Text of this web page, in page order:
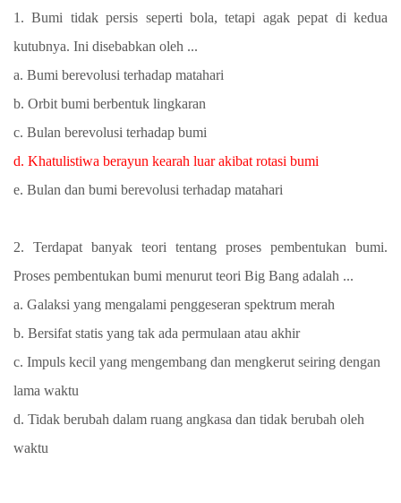
1. Bumi tidak persis seperti bola, tetapi agak pepat di kedua
kutubnya. Ini disebabkan oleh ...
a. Bumi berevolusi terhadap matahari
b. Orbit bumi berbentuk lingkaran
c. Bulan berevolusi terhadap bumi
d. Khatulistiwa berayun kearah luar akibat rotasi bumi
e. Bulan dan bumi berevolusi terhadap matahari
2. Terdapat banyak teori tentang proses pembentukan bumi.
Proses pembentukan bumi menurut teori Big Bang adalah ...
a. Galaksi yang mengalami penggeseran spektrum merah
b. Bersifat statis yang tak ada permulaan atau akhir
c. Impuls kecil yang mengembang dan mengkerut seiring dengan
lama waktu
d. Tidak berubah dalam ruang angkasa dan tidak berubah oleh
waktu